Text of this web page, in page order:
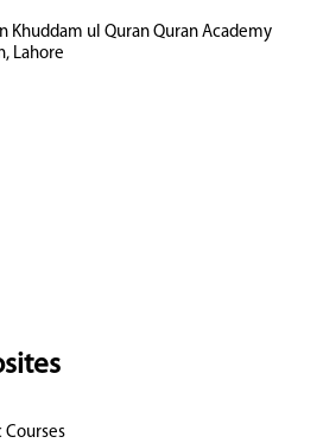
Khuddam ul Quran Quran Academy
Lahore
Courses